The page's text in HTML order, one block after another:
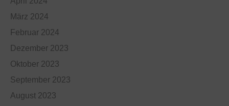
März 2024
Februar 2024
Dezember 2023
Oktober 2023
September 2023
August 2023